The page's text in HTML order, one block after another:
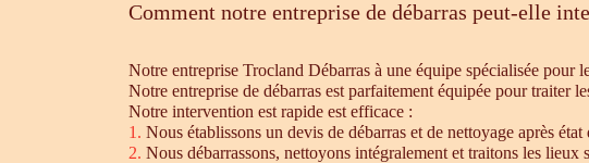
Comment notre entreprise de débarras peut-elle
Notre entreprise Trocland Débarras à une équipe spécialisée pour
Notre entreprise de débarras est parfaitement équipée pour traiter
Notre intervention est rapide est efficace :
1. Nous établissons un devis de débarras et de nettoyage après état
2. Nous débarrassons, nettoyons intégralement et traitons les lieux